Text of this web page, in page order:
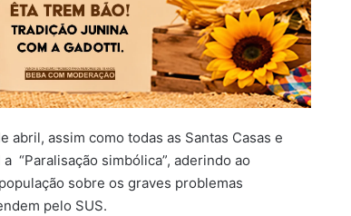
abril, assim como todas as Santas Casas e
“Paralisação simbólica”, aderindo ao
sobre os graves problemas
pelo SUS.